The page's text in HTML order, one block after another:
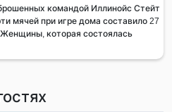
командой Иллинойс Стейт
мячей при игре дома составило 27
которая состоялась